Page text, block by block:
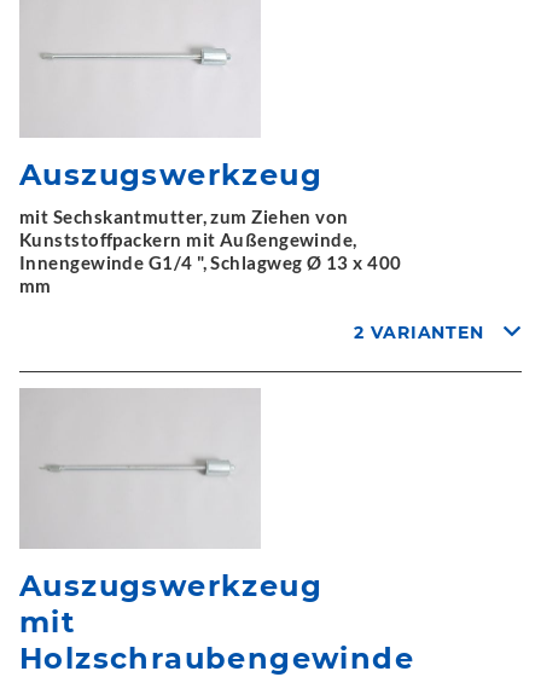
Auszugswerkzeug
mit Sechskantmutter, zum Ziehen von
Kunststoffpackern mit Außengewinde,
Innengewinde G1/4 ", Schlagweg Ø 13 x 400
mm
2 VARIANTEN
Auszugswerkzeug
mit
Holzschraubengewinde